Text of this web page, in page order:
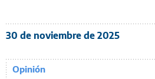
30 de noviembre de 2025
Opinión